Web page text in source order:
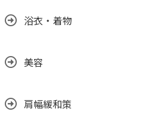
浴衣・着物
美容
肩幅緩和策